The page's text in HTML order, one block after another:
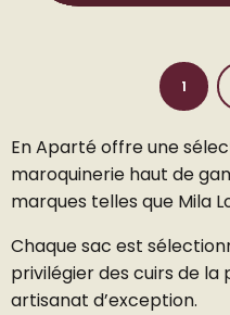
1
En Aparté offre une
maroquinerie haut de
marques telles que Mila
Chaque sac est
privilégier des cuirs de la
artisanat d’exception.